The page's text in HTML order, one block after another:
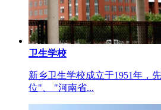
卫生学校
新乡卫生学校成立于1951年，
位"、 "河南省...